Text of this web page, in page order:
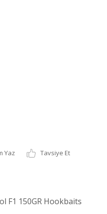
Yaz
Tavsiye Et
F1 150GR Hookbaits